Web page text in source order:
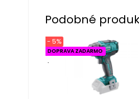
Podobné
DOPRAVA ZADARMO
.
- 5%